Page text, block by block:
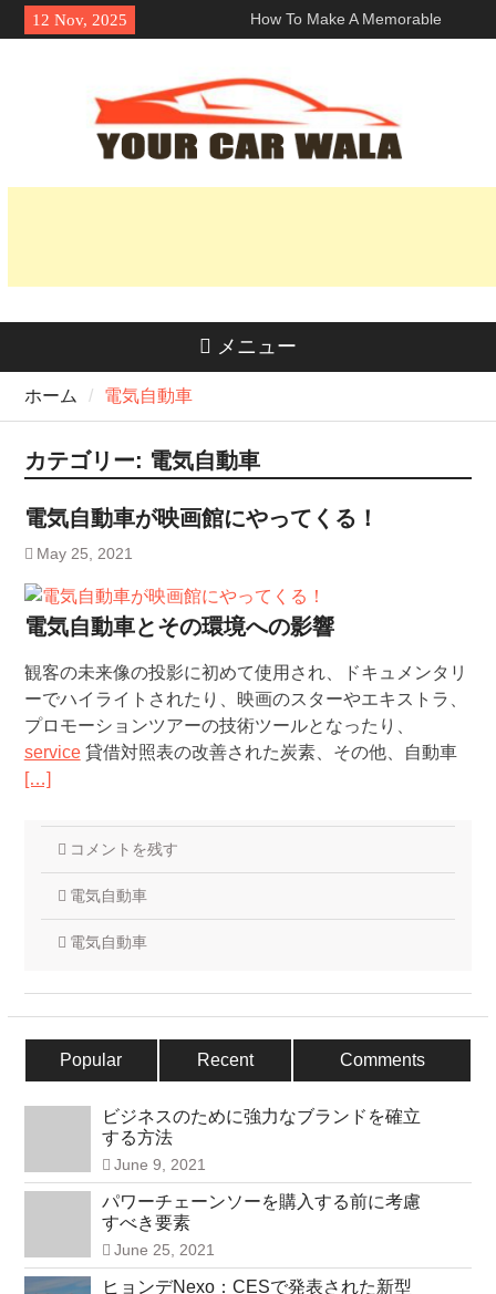
Skip
to
12 Nov, 2025
How To Make A Memorable
First Impression With A ロサン
タル?
車両輸送サービスにおける環境
に優しい選択肢の探求
魅力を解き明かす：なぜホンダ
メニュー
ホーム 電気自動車
カテゴリー: 電気自動車
電気自動車が映画館にやってくる！
May 25, 2021
電気自動車とその環境への影響
観客の未来像の投影に初めて使用され、ドキュメンタリ
ーでハイライトされたり、映画のスターやエキストラ、
プロモーションツアーの技術ツールとなったり、
service貸借対照表の改善された炭素、その他、自動車
[…]
コメントを残す
電気自動車
電気自動車
Popular Recent Comments
ビジネスのために強力なブランドを確立
する方法
June 9, 2021
パワーチェーンソーを購入する前に考慮
すべき要素
June 25, 2021
ヒョンデNexo：CESで発表された新型